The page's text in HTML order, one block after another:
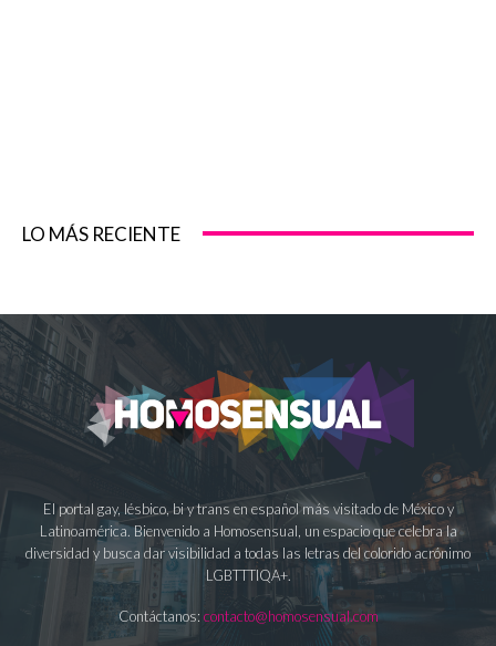
LO MÁS RECIENTE
El portal gay, lésbico, bi y trans en español más visitado de México y
Latinoamérica. Bienvenido a Homosensual, un espacio que celebra la
diversidad y busca dar visibilidad a todas las letras del colorido acrónimo
LGBTTTIQA+.
Contáctanos: contacto@homosensual.com